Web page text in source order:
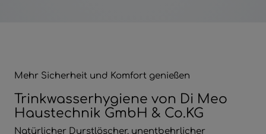
Mehr Sicherheit und Komfort genießen
Trinkwasserhygiene von Di Meo
Haustechnik GmbH & Co.KG
Natürlicher Durstlöscher, unentbehrlicher